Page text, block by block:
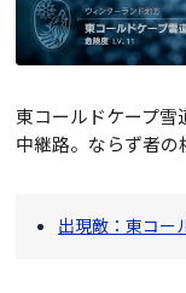
東コールドケープ雪
中継路。ならず者の
出現敵：東コー